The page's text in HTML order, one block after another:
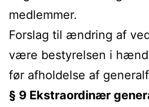
medlemmer.
Forslag til ændring af
være bestyrelsen i
før afholdelse af
§ 9 Ekstraordinær